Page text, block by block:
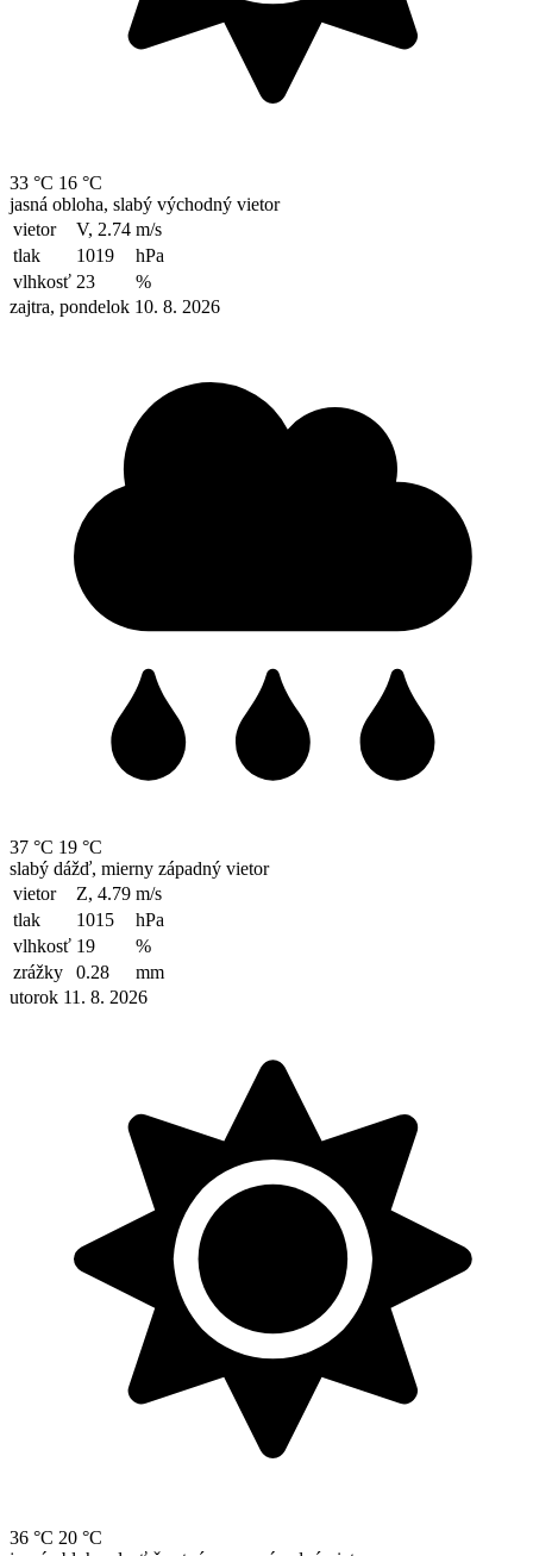
33 °C 16 °C
jasná obloha, slabý východný vietor
vietor
V, 2.74 m/s
tlak
1019
hPa
vlhkosť 23
%
zajtra, pondelok 10. 8. 2026
37 °C 19 °C
slabý dážď, mierny západný vietor
vietor
Z, 4.79 m/s
tlak
1015
hPa
vlhkosť 19
%
zrážky
0.28
mm
utorok 11. 8. 2026
36 °C 20 °C